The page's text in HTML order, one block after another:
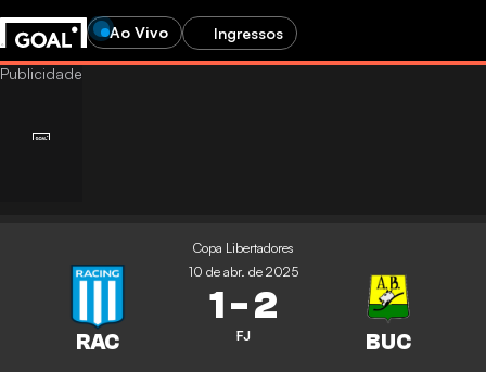
Ao Vivo Ingressos
Copa Libertadores
10 de abr. de 2025
1-2
FJ